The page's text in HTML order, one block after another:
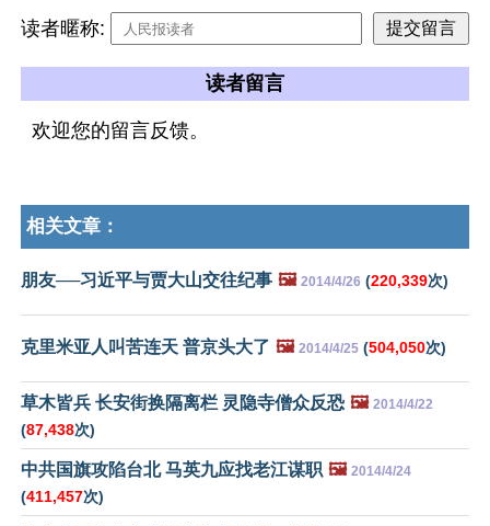
读者暱称:
读者留言
欢迎您的留言反馈。
相关文章：
朋友──习近平与贾大山交往纪事 🖼️ 2014/4/26 (220,339次)
克里米亚人叫苦连天 普京头大了 🖼️ 2014/4/25 (504,050次)
草木皆兵 长安街换隔离栏 灵隐寺僧众反恐 🖼️ 2014/4/22
(87,438次)
中共国旗攻陷台北 马英九应找老江谋职 🖼️ 2014/4/24
(411,457次)